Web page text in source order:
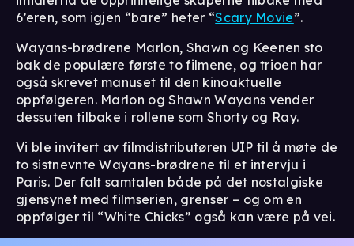
6’eren, som igjen “bare” heter “Scary Movie”.
Wayans-brødrene Marlon, Shawn og Keenen sto
bak de populære første to filmene, og trioen har
også skrevet manuset til den kinoaktuelle
oppfølgeren. Marlon og Shawn Wayans vender
dessuten tilbake i rollene som Shorty og Ray.
Vi ble invitert av filmdistributøren UIP til å møte de
to sistnevnte Wayans-brødrene til et intervju i
Paris. Der falt samtalen både på det nostalgiske
gjensynet med filmserien, grenser – og om en
oppfølger til “White Chicks” også kan være på vei.